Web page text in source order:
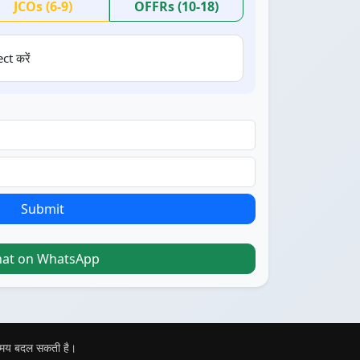
JCOs (6-9) OFFRs (10-18)
करें
Submit
on WhatsApp
बदल सकती है।